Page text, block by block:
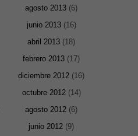
agosto 2013 (6)
junio 2013(16)
abril 2013 (18)
febrero 2013 (17)
diciembre 2012 (16)
octubre 2012(14)
agosto 2012 (6)
junio 2012 (9)
personalizados.